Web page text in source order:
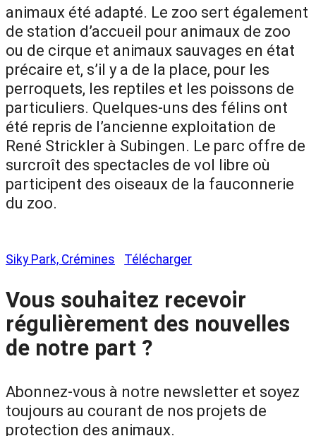
animaux été adapté. Le zoo sert également
de station d’accueil pour animaux de zoo
ou de cirque et animaux sauvages en état
précaire et, s’il y a de la place, pour les
perroquets, les reptiles et les poissons de
particuliers. Quelques-uns des félins ont
été repris de l’ancienne exploitation de
René Strickler à Subingen. Le parc offre de
surcroît des spectacles de vol libre où
participent des oiseaux de la fauconnerie
du zoo.
Siky Park, Crémines Télécharger
Vous souhaitez recevoir
régulièrement des nouvelles
de notre part ?
Abonnez-vous à notre newsletter et soyez
toujours au courant de nos projets de
protection des animaux.